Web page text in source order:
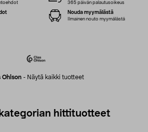
Ohlson - Näytä kaikki tuotteet
365 päivän palautusoikeus
Nouda myymälästä
Ilmainen nouto myymälästä
hittituotteet